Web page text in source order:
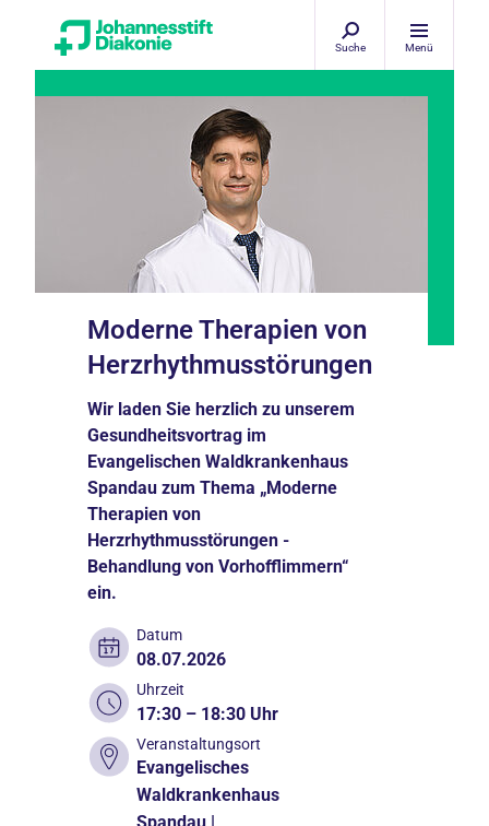
Suche Menü
Moderne Therapien von
Herzrhythmusstörungen
Wir laden Sie herzlich zu unserem
Gesundheitsvortrag im
Evangelischen Waldkrankenhaus
Spandau zum Thema „Moderne
Therapien von
Herzrhythmusstörungen -
Behandlung von Vorhofflimmern“
ein.
Datum
08.07.2026
Uhrzeit
17:30 – 18:30 Uhr
Veranstaltungsort
Evangelisches
Waldkrankenhaus